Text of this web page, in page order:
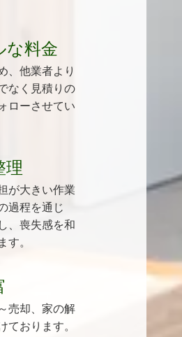
な料金
、他業者より
なく見積りの
ローさせてい
理
が大きい作業
過程を通じ
、喪失感を和
す。
売却、家の解
ております。